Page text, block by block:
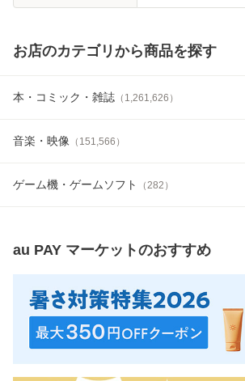
お店のカテゴリから商品を探す
本・コミック・雑誌 （ 1,261,626 ）
音楽・映像 （ 151,566 ）
ゲーム機・ゲームソフト （282 ）
au PAY マーケットのおすすめ